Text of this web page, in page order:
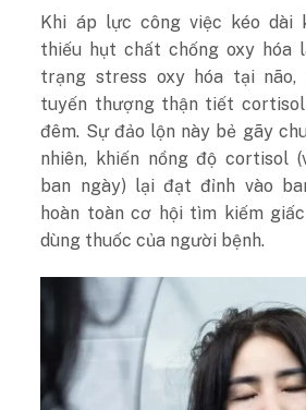
Khi áp lực công việc kéo dài
thiếu hụt chất chống oxy hóa
trạng stress oxy hóa tại
tuyến thượng thận tiết
đêm. Sự đảo lộn này bẻ gãy
nhiên, khiến nồng độ cortisol
ban ngày) lại đạt đỉnh vào
hoàn toàn cơ hội tìm kiếm
dùng thuốc của người bệnh.